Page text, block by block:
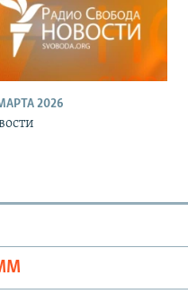
2026